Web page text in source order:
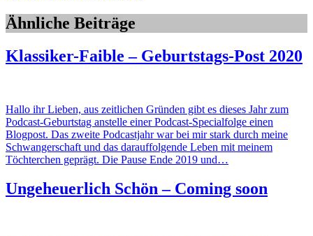
Ähnliche Beiträge
Klassiker-Faible – Geburtstags-Post 2020
Hallo ihr Lieben, aus zeitlichen Gründen gibt es dieses Jahr zum
Podcast-Geburtstag anstelle einer Podcast-Specialfolge einen
Blogpost. Das zweite Podcastjahr war bei mir stark durch meine
Schwangerschaft und das darauffolgende Leben mit meinem
Töchterchen geprägt. Die Pause Ende 2019 und…
Ungeheuerlich Schön – Coming soon